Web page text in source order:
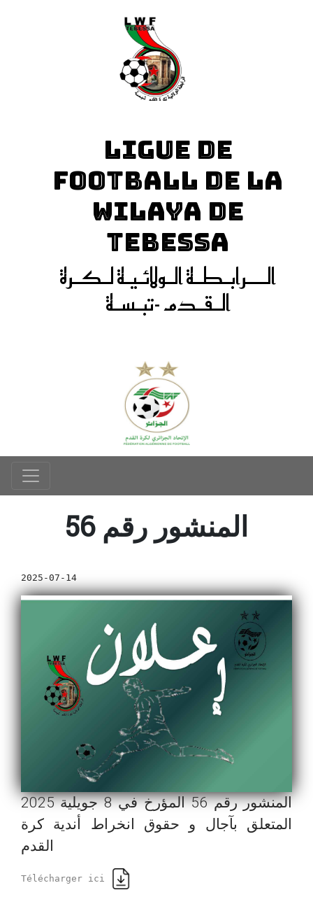
LIGUE DE
FOOTBALL DE LA
WILAYA DE
TEBESSA
الـــرابـطـة الـولائـيـة لـكـرة
الـقـدم -تبـسـة
المنشور رقم 56
2025-07-14
المنشور رقم 56 المؤرخ في 8 جويلية 2025
المتعلق بآجال و حقوق انخراط أندية كرة
القدم
Télécharger ici